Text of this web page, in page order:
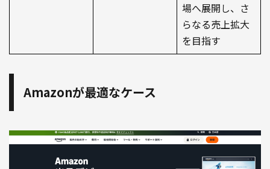
場へ展開し、さ
らなる売上拡大
を目指す
Amazonが最適なケース